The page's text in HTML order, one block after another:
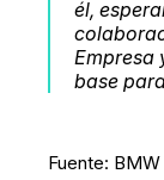
él,
Empresa
base
Fuente: